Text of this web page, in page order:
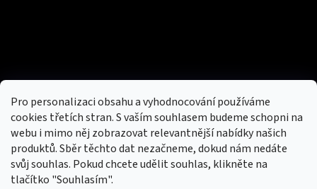
Pro personalizaci obsahu a vyhodnocování používáme
cookies třetích stran. S vaším souhlasem budeme schopni na
webu i mimo něj zobrazovat relevantnější nabídky našich
produktů. Sběr těchto dat nezačneme, dokud nám nedáte
svůj souhlas. Pokud chcete udělit souhlas, klikněte na
tlačítko "Souhlasím".